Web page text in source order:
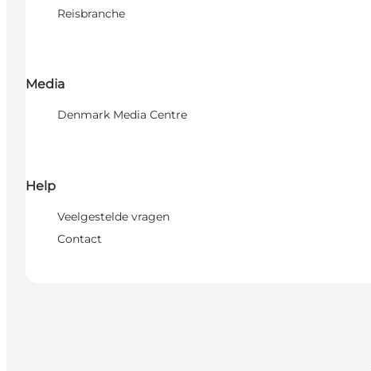
Reisbranche
Media
Denmark Media Centre
Help
Veelgestelde vragen
Contact